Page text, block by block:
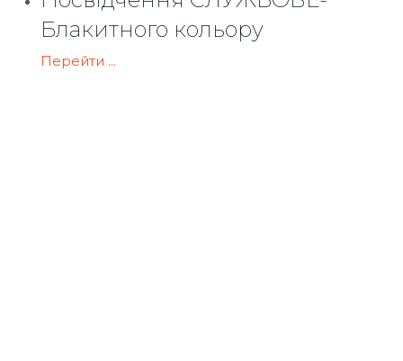
Блакитного кольору
Перейти ...